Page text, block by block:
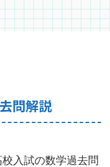
問解説
入試の数学過去問